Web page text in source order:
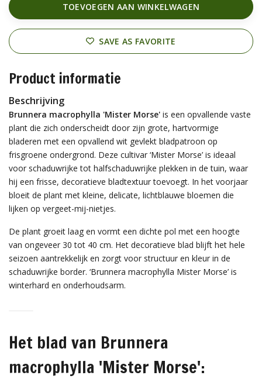
TOEVOEGEN AAN WINKELWAGEN
SAVE AS FAVORITE
Product informatie
Beschrijving
Brunnera macrophylla 'Mister Morse' is een opvallende vaste
plant die zich onderscheidt door zijn grote, hartvormige
bladeren met een opvallend wit gevlekt bladpatroon op
frisgroene ondergrond. Deze cultivar ‘Mister Morse’ is ideaal
voor schaduwrijke tot halfschaduwrijke plekken in de tuin, waar
hij een frisse, decoratieve bladtextuur toevoegt. In het voorjaar
bloeit de plant met kleine, delicate, lichtblauwe bloemen die
lijken op vergeet-mij-nietjes.
De plant groeit laag en vormt een dichte pol met een hoogte
van ongeveer 30 tot 40 cm. Het decoratieve blad blijft het hele
seizoen aantrekkelijk en zorgt voor structuur en kleur in de
schaduwrijke border. ‘Brunnera macrophylla Mister Morse’ is
winterhard en onderhoudsarm.
Het blad van Brunnera
macrophylla 'Mister Morse':